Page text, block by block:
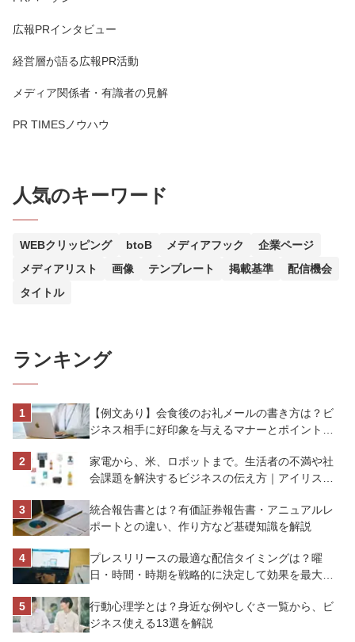
広報PRインタビュー
経営層が語る広報PR活動
メディア関係者・有識者の見解
PR TIMESノウハウ
人気のキーワード
WEBクリッピング btoB メディアフック
企業ページ
メディアリスト
画像 テンプレート 掲載基準
配信機会
タイトル
ランキング
【例文あり】会食後のお礼メールの書き方は？ビ
ジネス相手に好印象を与えるマナーとポイントを
家電から、米、ロボットまで。生活者の不満や社
会課題を解決するビジネスの伝え方｜アイリスオ
統合報告書とは？有価証券報告書・アニュアルレ
ポートとの違い、作り方など基礎知識を解説
プレスリリースの最適な配信タイミングは？曜
日・時間・時期を戦略的に決定して効果を最大化
行動心理学とは？身近な例やしぐさ一覧から、ビ
ジネス使える13選を解説